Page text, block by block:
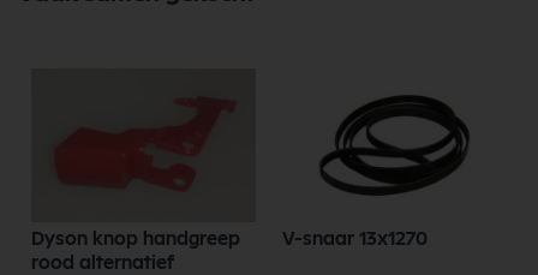
Dyson knop handgreep
rood alternatief
V-snaar 13x1270